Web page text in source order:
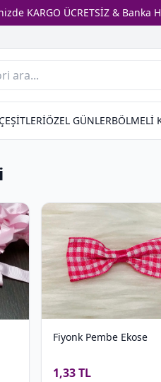
KARGO ÜCRETSİZ &
ÖZEL GÜNLERBÖLMELİ
Fiyonk Pembe Ekose
1,33 TL